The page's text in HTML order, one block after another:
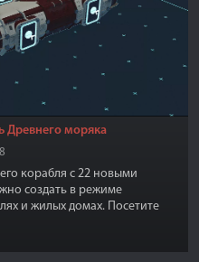
Древнего моряка
корабля с 22 новыми
создать в режиме
и жилых домах. Посетите